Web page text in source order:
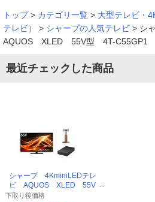
トップ > カテゴリ一覧 > 大型テレビ・
テレビ）
> シャープの人気テレビ > シ
AQUOS XLED 55V型 4T-C55GP1
最近チェックした商品
シャープ 4KminiLEDテレ
ビ AQUOS XLED 55V
型 4T-C55GP1
下取り後価格